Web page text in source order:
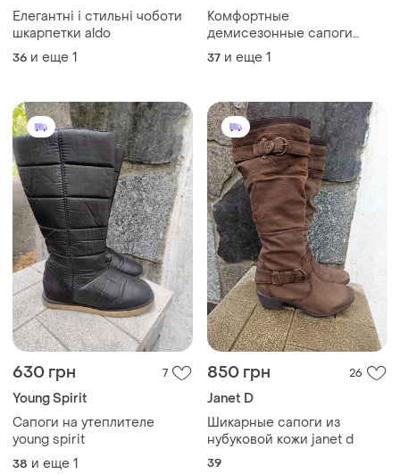
Елегантні і стильні чоботи
шкарпетки aldo
36 и еще 1
Комфортные
демисезонные сапоги
натуральная замша alessia
37 и еще 1
630 грн 7
Young Spirit
Сапоги на утеплителе
young spirit
38 и еще 1
850 грн 26
Janet D
Шикарные сапоги из
нубуковой кожи janet d
39